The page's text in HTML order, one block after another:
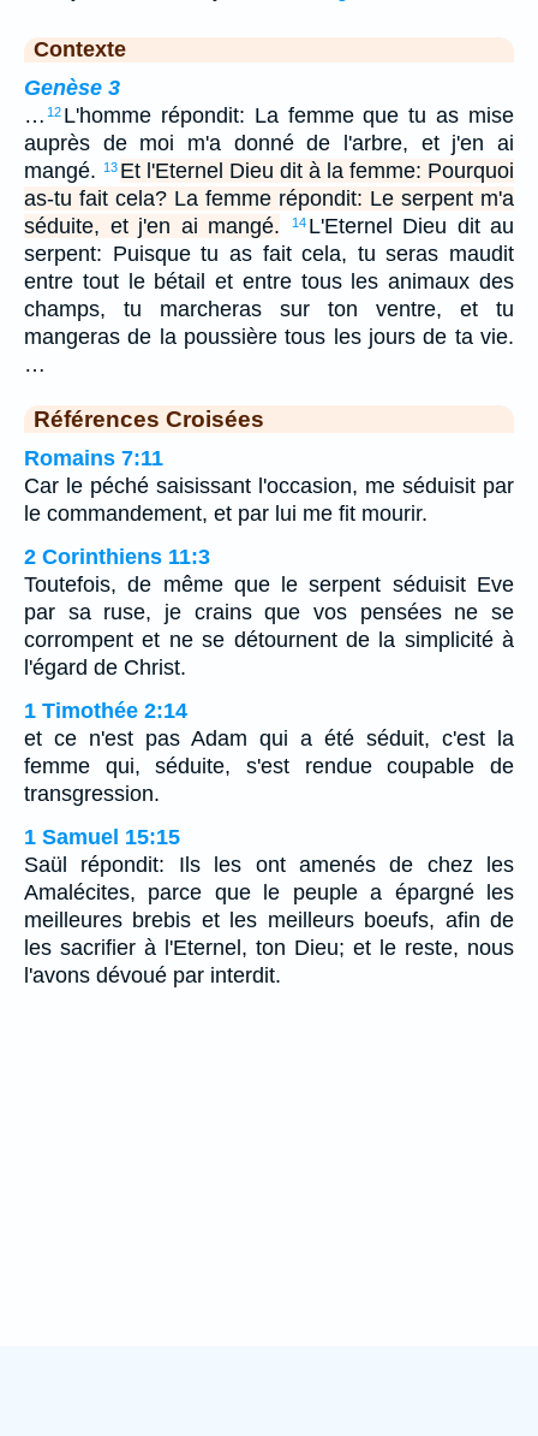
Contexte
Genèse 3
… 12 L'homme répondit: La femme que tu as mise
auprès de moi m'a donné de l'arbre, et j'en ai
mangé.
13 Et l'Eternel Dieu dit à la femme: Pourquoi
as-tu fait cela? La femme répondit: Le serpent m'a
séduite, et j'en ai mangé.
14 L'Eternel Dieu dit au
serpent: Puisque tu as fait cela, tu seras maudit
entre tout le bétail et entre tous les animaux des
champs, tu marcheras sur ton ventre, et tu
mangeras de la poussière tous les jours de ta vie.
…
Références Croisées
Romains 7:11
Car le péché saisissant l'occasion, me séduisit par
le commandement, et par lui me fit mourir.
2 Corinthiens 11:3
Toutefois, de même que le serpent séduisit Eve
par sa ruse, je crains que vos pensées ne se
corrompent et ne se détournent de la simplicité à
l'égard de Christ.
1 Timothée 2:14
et ce n'est pas Adam qui a été séduit, c'est la
femme qui, séduite, s'est rendue coupable de
transgression.
1 Samuel 15:15
Saül répondit: Ils les ont amenés de chez les
Amalécites, parce que le peuple a épargné les
meilleures brebis et les meilleurs boeufs, afin de
les sacrifier à l'Eternel, ton Dieu; et le reste, nous
l'avons dévoué par interdit.